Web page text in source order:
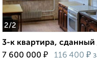
2/2
3-к квартира,
7 600 000 ₽ 116 400 ₽